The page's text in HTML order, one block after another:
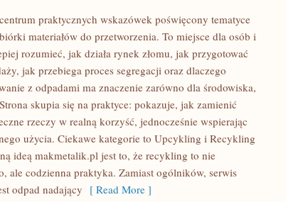
praktycznych wskazówek poświęcony tematyce
materiałów do przetworzenia. To miejsce dla osób i
rozumieć, jak działa rynek złomu, jak przygotować
jak przebiega proces segregacji oraz dlaczego
z odpadami ma znaczenie zarówno dla środowiska,
skupia się na praktyce: pokazuje, jak zamienić
rzeczy w realną korzyść, jednocześnie wspierając
użycia. Ciekawe kategorie to Upcykling i Recykling
ideą makmetalik.pl jest to, że recykling to nie
ale codzienna praktyka. Zamiast ogólników, serwis
odpad nadający [ Read More ]